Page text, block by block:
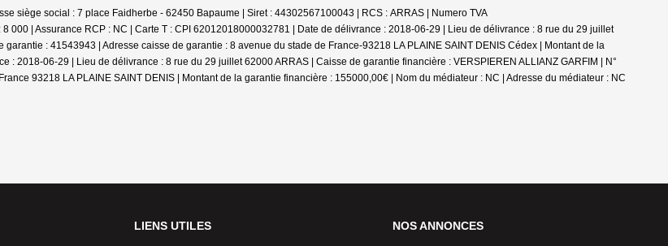
siège social : 7 place Faidherbe - 62450 Bapaume | Siret : 44302567100043 | RCS : ARRAS | Numero TVA
000 | Assurance RCP : NC | Carte T : CPI 62012018000032781 | Date de délivrance : 2018-06-29 | Lieu de délivrance : 8 rue du 29 juillet
: 41543943 | Adresse caisse de garantie : 8 avenue du stade de France-93218 LA PLAINE SAINT DENIS Cédex | Montant de la
2018-06-29 | Lieu de délivrance : 8 rue du 29 juillet 62000 ARRAS | Caisse de garantie financière : VERSPIEREN ALLIANZ GARFIM | N°
93218 LA PLAINE SAINT DENIS | Montant de la garantie financière : 155000,00€ | Nom du médiateur : NC | Adresse du médiateur : NC
LIENS UTILES NOS ANNONCES